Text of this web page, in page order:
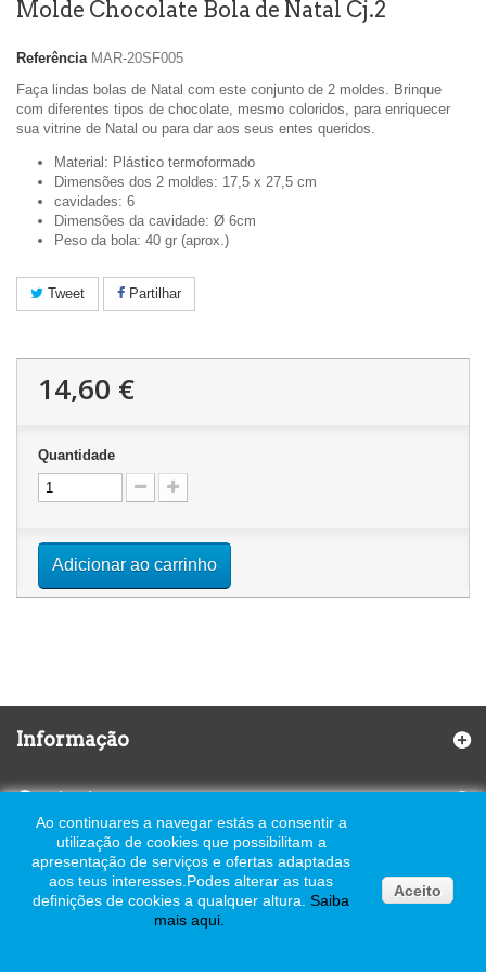
Molde Chocolate Bola de Natal Cj.2
Referência MAR-20SF005
Faça lindas bolas de Natal com este conjunto de 2 moldes. Brinque
com diferentes tipos de chocolate, mesmo coloridos, para enriquecer
sua vitrine de Natal ou para dar aos seus entes queridos.
Material: Plástico termoformado
Dimensões dos 2 moldes: 17,5 x 27,5 cm
cavidades: 6
Dimensões da cavidade: Ø 6cm
Peso da bola: 40 gr (aprox.)
Tweet Partilhar
14,60 €
Quantidade
Adicionar ao carrinho
Informação
© 2026 Pasgelpan - Todos os Direitos Reservados - Todos os preços
com iva incluído à taxa legal em vigor
Contactos
Ao continuares a navegar estás a consentir a
utilização de cookies que possibilitam a
apresentação de serviços e ofertas adaptadas
aos teus interesses. Podes alterar as tuas
definições de cookies a qualquer altura. Saiba
mais aqui.
Aceito